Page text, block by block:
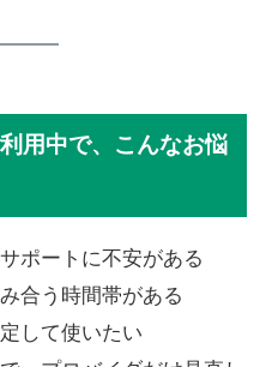
用中で、こんなお悩
ポートに不安がある
合う時間帯がある
して使いたい